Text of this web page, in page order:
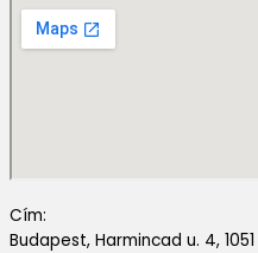
Cím:
Budapest, Harmincad u. 4, 1051